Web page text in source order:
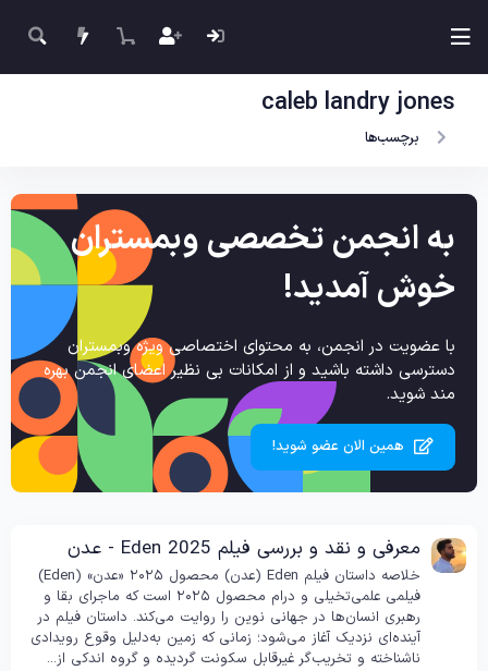
caleb landry jones
برچسب‌ها
به انجمن تخصصی وبمستران
خوش آمدید!
با عضویت در انجمن، به محتوای اختصاصی ویژه وبمستران
دسترسی داشته باشید و از امکانات بی نظیر اعضای انجمن بهره
مند شوید.
همین الان عضو شوید!
معرفی و نقد و بررسی فیلم Eden 2025 - عدن
خلاصه داستان فیلم Eden (عدن) محصول ۲۰۲۵ «عدن» (Eden)
فیلمی علمی‌تخیلی و درام محصول ۲۰۲۵ است که ماجرای بقا و
رهبری انسان‌ها در جهانی نوین را روایت می‌کند. داستان فیلم در
آینده‌ای نزدیک آغاز می‌شود؛ زمانی که زمین به‌دلیل وقوع رویدادی
ناشناخته و تخریب‌گر غیرقابل سکونت گردیده و گروه اندکی از...